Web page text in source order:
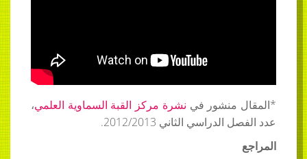
*المقال منشور في نشرة مركز القبة السماوية العلمي،
عدد الفصل الدراسي الثاني 2012/2013.
المراجع